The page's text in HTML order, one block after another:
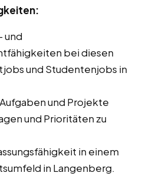
und
bei diesen
und Studentenjobs in
und Projekte
und Prioritäten zu
in einem
in Langenberg.